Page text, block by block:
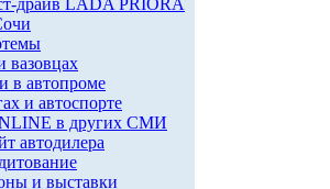
драйв LADA PRIORA
в автопроме
и автоспорте
в других СМИ
автодилера
и выставки